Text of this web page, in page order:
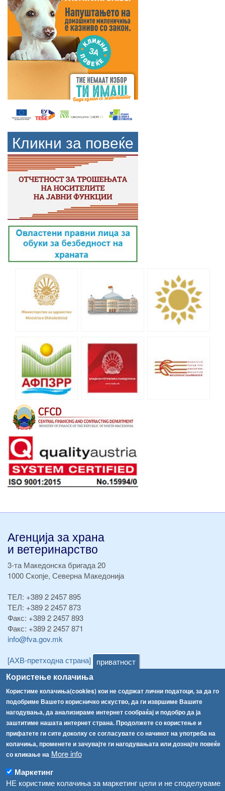
приватност
Користење колачиња
Користиме колачиња(cookies) кои не содржат лични податоци, за да го
подобриме Вашето корисничко искуство, да ги извршиме Вашите
нагодувања, да анализираме интернет сообраќај и подобро да ја
заштитиме нашата интернет страна. Продолжете со користење и
прифатете ги сите доколку се согласувате со начинот на употреба на
колачиња, променете и зачувајте ги нагодувањата или дознајте повеќе
со кликање на More info
Маркетинг
НЕ користиме колачиња за маркетинг цели и не споделуваме
Кликни за повеќе
Агенција за храна
и ветеринарство
3-та Македонска бригада 20
1000 Скопје, Северна Македонија
ТЕЛ: +389 2 2457 895
ТЕЛ: +389 2 2457 873
Факс: +389 2 2457 893
Факс: +389 2 2457 871
info@fva.gov.mk
[АХВ-претходна страна]
Соопштенија
Република Бугарија ги засили официјалните контроли при увоз на свежо овошје и зеленчук
Високите температури ризик од труење со храна, опасни се и за животните
Водата во Гостивар може да се користи како техничка, продолжува испораката на флаширана вода
Во Гостивар спроведени 70 вонредни контроли
Навигација
Архива
Регистри
Обрасци
Забрани
Огласи